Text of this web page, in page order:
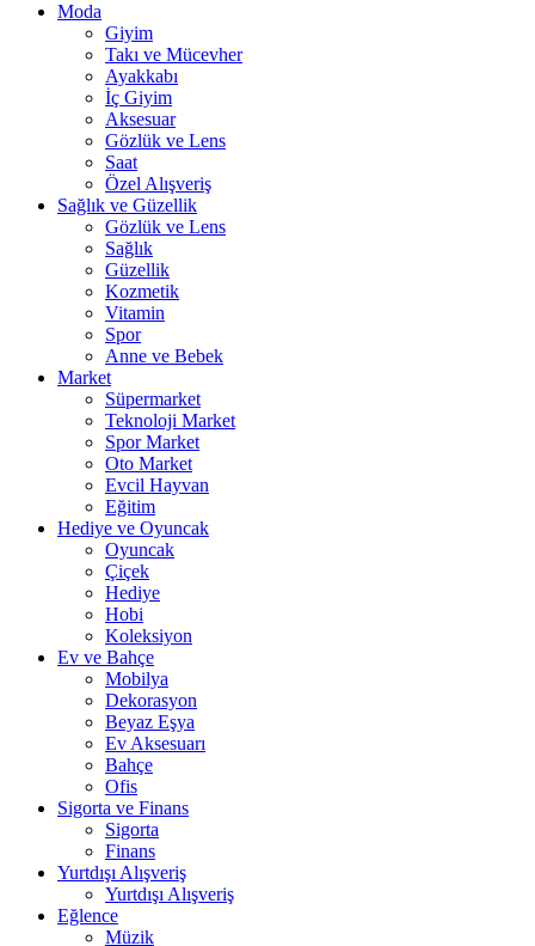
Moda
Giyim
Takı ve Mücevher
Ayakkabı
İç Giyim
Aksesuar
Gözlük ve Lens
Saat
Özel Alışveriş
Sağlık ve Güzellik
Gözlük ve Lens
Sağlık
Güzellik
Kozmetik
Vitamin
Spor
Anne ve Bebek
Market
Süpermarket
Teknoloji Market
Spor Market
Oto Market
Evcil Hayvan
Eğitim
Hediye ve Oyuncak
Oyuncak
Çiçek
Hediye
Hobi
Koleksiyon
Ev ve Bahçe
Mobilya
Dekorasyon
Beyaz Eşya
Ev Aksesuarı
Bahçe
Ofis
Sigorta ve Finans
Sigorta
Finans
Yurtdışı Alışveriş
Yurtdışı Alışveriş
Eğlence
Müzik